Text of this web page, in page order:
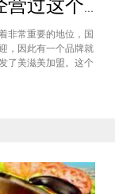
美滋美加盟多少钱？有人经营过这个快餐品牌吗
非常重要的地位，国
，因此有一个品牌就
了美滋美加盟。这个
十分火爆的一个餐